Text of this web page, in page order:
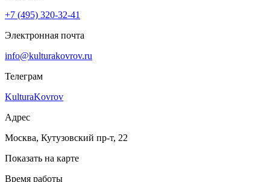
+7 (495) 320-32-41
Электронная почта
info@kulturakovrov.ru
Телеграм
KulturaKovrov
Адрес
Москва, Кутузовский пр-т, 22
Показать на карте
Время работы